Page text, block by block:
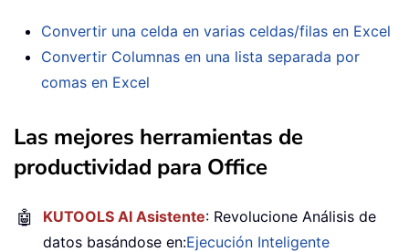
Convertir una celda en varias celdas/filas en Excel
Convertir Columnas en una lista separada por
comas en Excel
Las mejores herramientas de
productividad para Office
🤖 KUTOOLS AI Asistente: Revolucione Análisis de
datos basándose en:Ejecución Inteligente